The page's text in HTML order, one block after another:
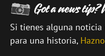
Si tienes alguna
para una historia,